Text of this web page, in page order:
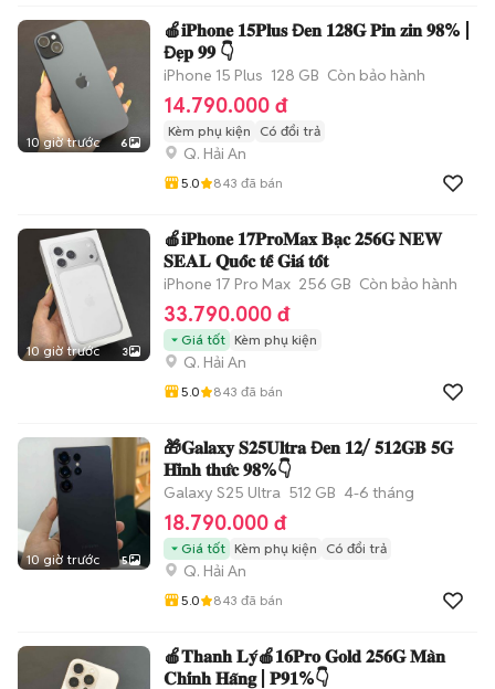
10 giờ trước 6
🍎𝐢𝐏𝐡𝐨𝐧𝐞 𝟏𝟓𝐏𝐥𝐮𝐬 Đ𝐞𝐧 𝟏𝟐𝟖𝐆 𝐏𝐢𝐧 𝐳𝐢𝐧 𝟗𝟖% |
Đ𝐞̣𝐩 𝟗𝟗 👇
iPhone 15 Plus 128 GB Còn bảo hành
14.790.000 đ
Kèm phụ kiện Có đổi trả
Q. Hải An
5.0 843 đã bán
10 giờ trước 3
🍎𝐢𝐏𝐡𝐨𝐧𝐞 𝟏𝟕𝐏𝐫𝐨𝐌𝐚𝐱 𝐁𝐚̣𝐜 𝟐𝟓𝟔𝐆 𝐍𝐄𝐖
𝐒𝐄𝐀𝐋 𝐐𝐮𝐨̂́𝐜 𝐭𝐞̂́ 𝐆𝐢𝐚́ 𝐭𝐨̂́𝐭
iPhone 17 Pro Max 256 GB Còn bảo hành
33.790.000 đ
Giá tốt Kèm phụ kiện
Q. Hải An
5.0 843 đã bán
10 giờ trước 5
🎁𝐆𝐚𝐥𝐚𝐱𝐲 𝐒𝟐𝟓𝐔𝐥𝐭𝐫𝐚 Đ𝐞𝐧 𝟏𝟐/ 𝟓𝟏𝟐𝐆𝐁 𝟓𝐆
𝐇𝐢̀𝐧𝐡 𝐭𝐡𝐮̛́𝐜 𝟗𝟖%👇
Galaxy S25 Ultra 512 GB 4-6 tháng
18.790.000 đ
Giá tốt Kèm phụ kiện Có đổi trả
Q. Hải An
5.0 843 đã bán
🍎𝐓𝐡𝐚𝐧𝐡 𝐋𝐲́🍎𝟏𝟔𝐏𝐫𝐨 𝐆𝐨𝐥𝐝 𝟐𝟓𝟔𝐆 𝐌𝐚̀𝐧
𝐂𝐡𝐢́𝐧𝐡 𝐇𝐚̃𝐧𝐠 | 𝐏𝟗𝟏%👇